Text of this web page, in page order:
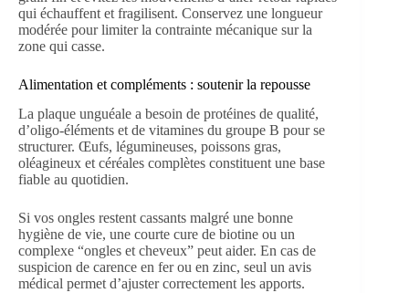
qui échauffent et fragilisent. Conservez une longueur
modérée pour limiter la contrainte mécanique sur la
zone qui casse.
Alimentation et compléments : soutenir la repousse
La plaque unguéale a besoin de protéines de qualité,
d’oligo-éléments et de vitamines du groupe B pour se
structurer. Œufs, légumineuses, poissons gras,
oléagineux et céréales complètes constituent une base
fiable au quotidien.
Si vos ongles restent cassants malgré une bonne
hygiène de vie, une courte cure de biotine ou un
complexe “ongles et cheveux” peut aider. En cas de
suspicion de carence en fer ou en zinc, seul un avis
médical permet d’ajuster correctement les apports.